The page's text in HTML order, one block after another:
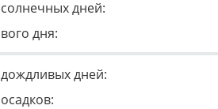
дней:
дня:
дней: